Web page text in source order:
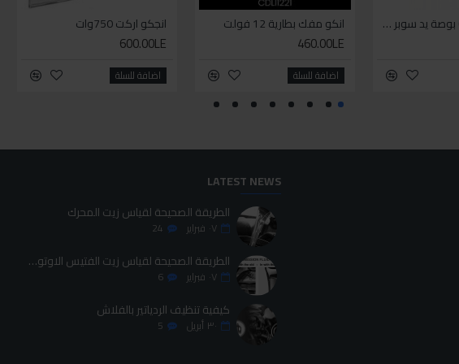
سيكا مانع تسرب زجاجي لاصق اسود 600 مل سيليكون متعدد الاستخدام
70.00LE
اضافة للسلة
700.00LE
اضافة للسلة
انكو قصافة 6 بوصة يد سوبر وان انكو مفك بطارية 12 فولت
460.00LE
اضافة للسلة
انجكو اركت 750وات
600.00LE
اضافة للسلة
LATEST NEWS
الطريقة الصحيحة لقياس زيت المحرك
٠٧ فبراير 24
الطريقة الصحيحة لقياس زيت الفتيس الاوتوماتيك
٠٧ فبراير 6
كيفية تنظيف الردياتير بالفلاش
٣٠ أبريل 5